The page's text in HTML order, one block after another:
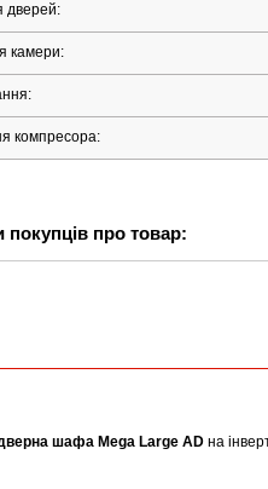
дверей:
камери:
компресора:
покупців про товар:
шафа Mega Large AD на